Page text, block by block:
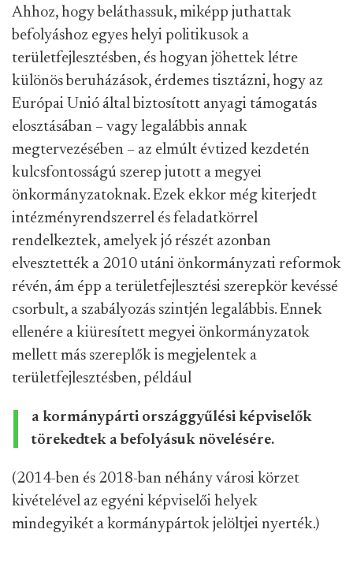
Ahhoz, hogy beláthassuk, miképp juthattak
befolyáshoz egyes helyi politikusok a
területfejlesztésben, és hogyan jöhettek létre
különös beruházások, érdemes tisztázni, hogy az
Európai Unió által biztosított anyagi támogatás
elosztásában – vagy legalábbis annak
megtervezésében – az elmúlt évtized kezdetén
kulcsfontosságú szerep jutott a megyei
önkormányzatoknak. Ezek ekkor még kiterjedt
intézményrendszerrel és feladatkörrel
rendelkeztek, amelyek jó részét azonban
elvesztették a 2010 utáni önkormányzati reformok
révén, ám épp a területfejlesztési szerepkör kevéssé
csorbult, a szabályozás szintjén legalábbis. Ennek
ellenére a kiüresített megyei önkormányzatok
mellett más szereplők is megjelentek a
területfejlesztésben, például
a kormánypárti országgyűlési képviselők
törekedtek a befolyásuk növelésére.
(2014-ben és 2018-ban néhány városi körzet
kivételével az egyéni képviselői helyek
mindegyikét a kormánypártok jelöltjei nyerték.)